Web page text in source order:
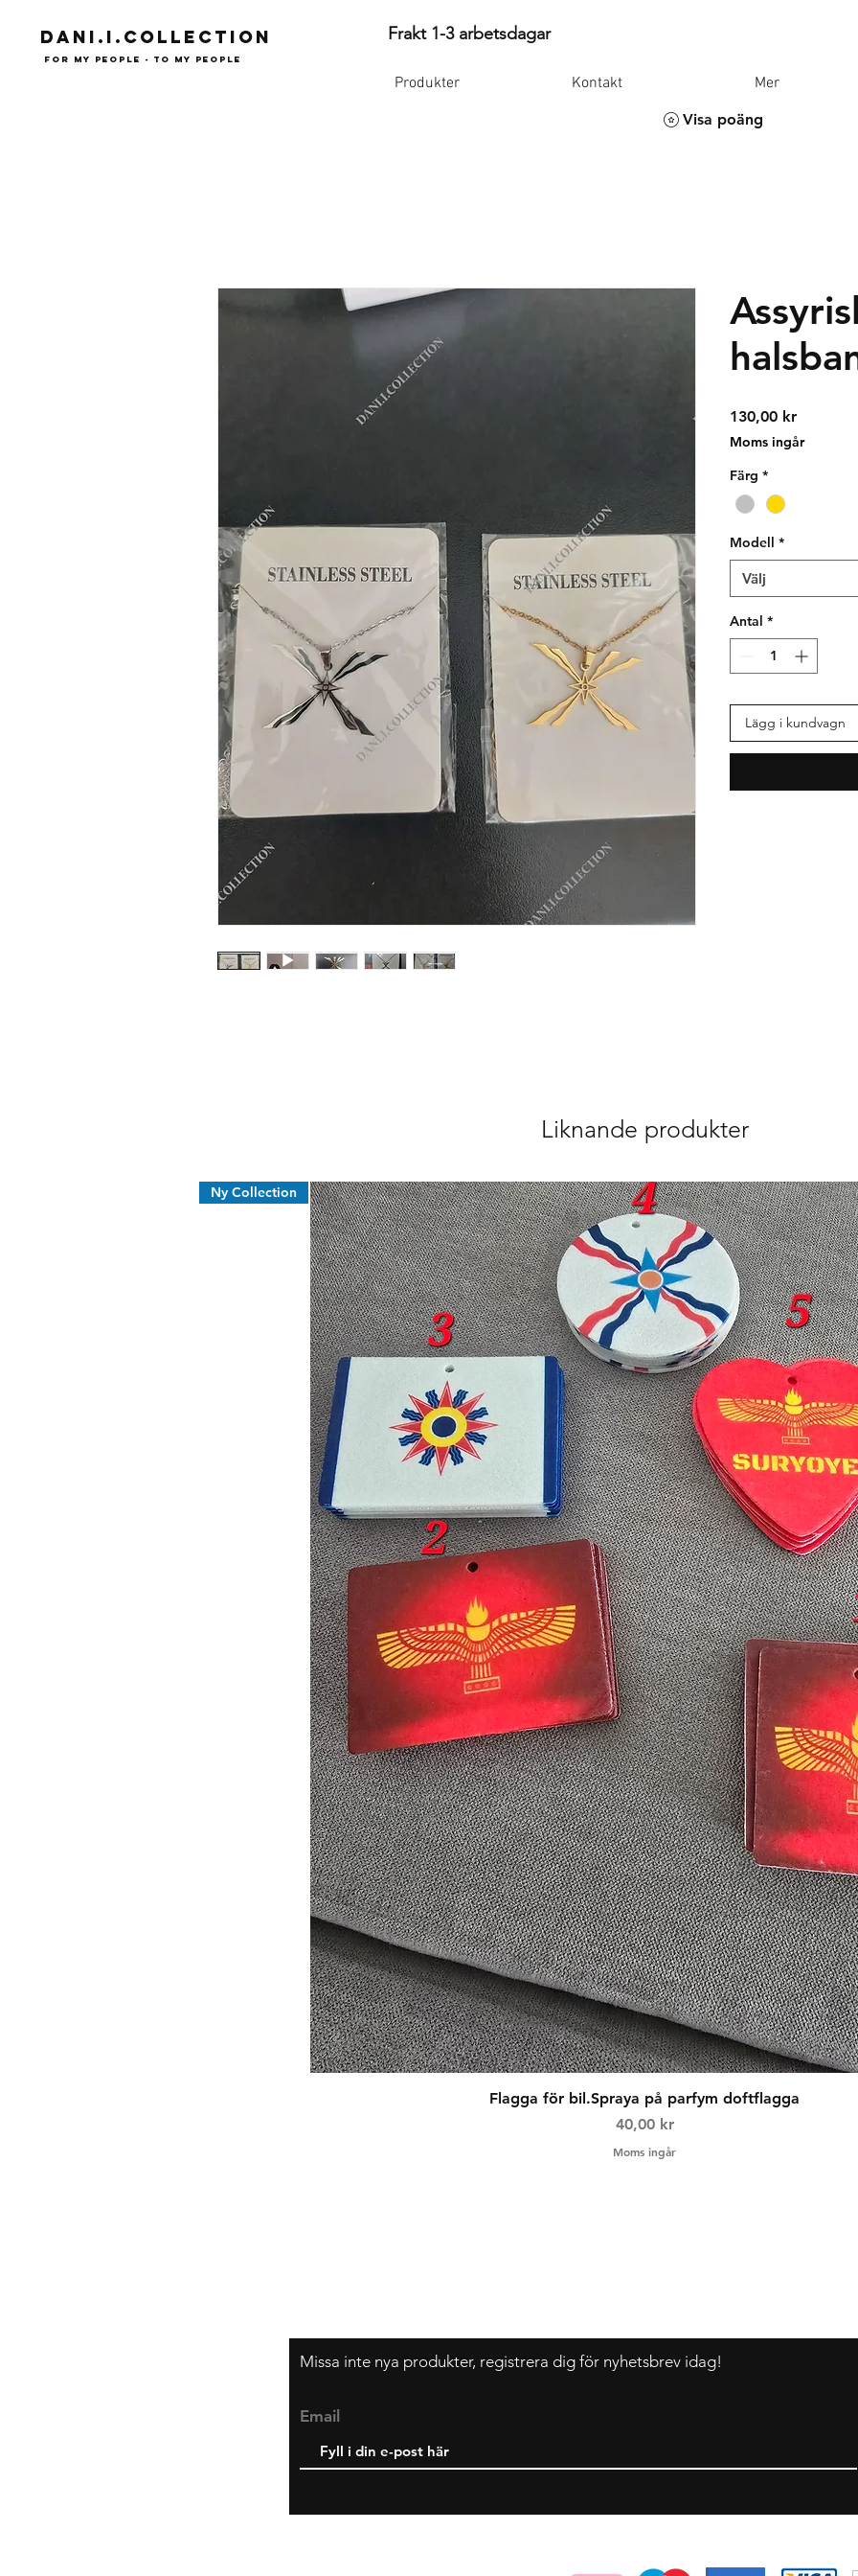
Dani.i.collection Frakt 1-3 arbetsdagar
Produkter Kontakt Mer
For my people - To my people
Visa poäng
130,00 krPris
Moms ingår
Färg *
Modell *
Välj
Antal *
Lägg i kundvagn
Liknande produkter
Snabbvisning
Ny Collection
Flagga för bil.Spraya på parfym doftflagga
Pris
40,00 kr
Moms ingår
Missa inte nya produkter, registrera dig för nyhetsbrev idag!
Email